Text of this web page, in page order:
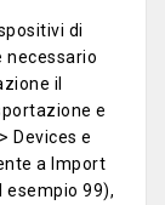
di
necessario
il
e
Devices e
a Import
esempio 99),